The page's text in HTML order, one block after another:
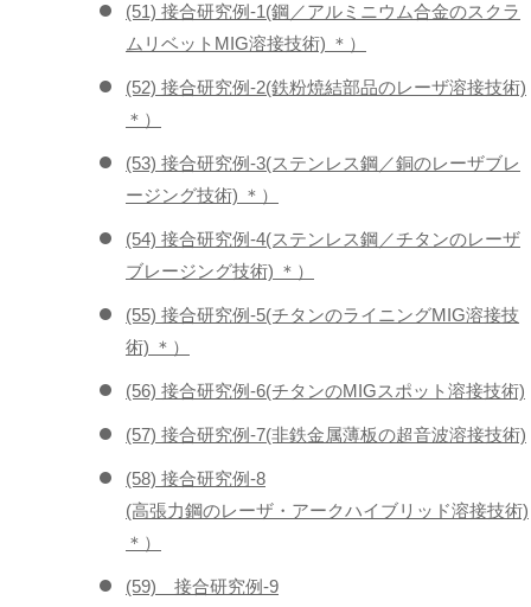
(51) 接合研究例-1(鋼／アルミニウム合金のスクラ
ムリベットMIG溶接技術) ＊）
(52) 接合研究例-2(鉄粉焼結部品のレーザ溶接技術)
＊）
(53) 接合研究例-3(ステンレス鋼／銅のレーザブレ
ージング技術) ＊）
(54) 接合研究例-4(ステンレス鋼／チタンのレーザ
ブレージング技術) ＊）
(55) 接合研究例-5(チタンのライニングMIG溶接技
術) ＊）
(56) 接合研究例-6(チタンのMIGスポット溶接技術)
(57) 接合研究例-7(非鉄金属薄板の超音波溶接技術)
(58) 接合研究例-8
(高張力鋼のレーザ・アークハイブリッド溶接技術)
＊）
(59) 接合研究例-9